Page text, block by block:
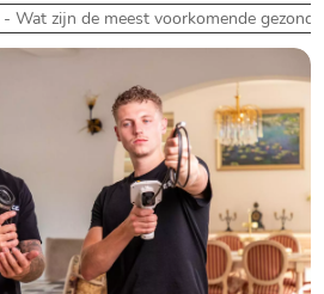
-Wat zijn de meest voorkomende